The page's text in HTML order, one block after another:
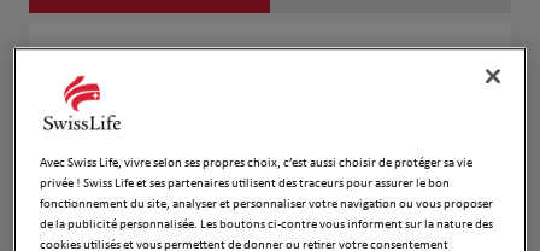
1
1.64 km
Numéro
Voir plus
Avec Swiss Life, vivre selon ses propres choix, c’est aussi choisir de protéger sa vie
privée ! Swiss Life et ses partenaires utilisent des traceurs pour assurer le bon
fonctionnement du site, analyser et personnaliser votre navigation ou vous proposer
de la publicité personnalisée. Les boutons ci-contre vous informent sur la nature des
cookies utilisés et vous permettent de donner ou retirer votre consentement